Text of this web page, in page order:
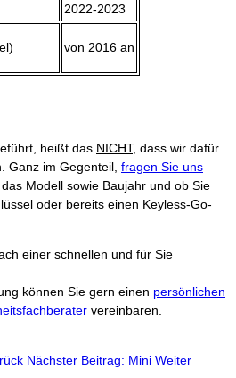
2022-2023
von 2016 an
heißt das NICHT, dass wir dafür
Ganz im Gegenteil, fragen Sie uns
Modell sowie Baujahr und ob Sie
oder bereits einen Keyless-Go-
einer schnellen und für Sie
können Sie gern einen persönlichen
vereinbaren.
Nächster Beitrag: Mini Weiter